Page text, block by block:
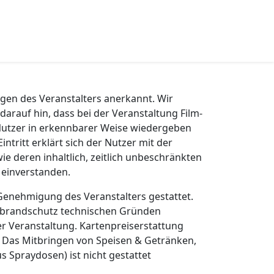
des Veranstalters anerkannt. Wir
hin, dass bei der Veranstaltung Film-
in erkennbarer Weise wiedergeben
erklärt sich der Nutzer mit der
deren inhaltlich, zeitlich unbeschränkten
des Veranstalters gestattet.
technischen Gründen
Veranstaltung. Kartenpreiserstattung
Mitbringen von Speisen & Getränken,
Spraydosen) ist nicht gestattet